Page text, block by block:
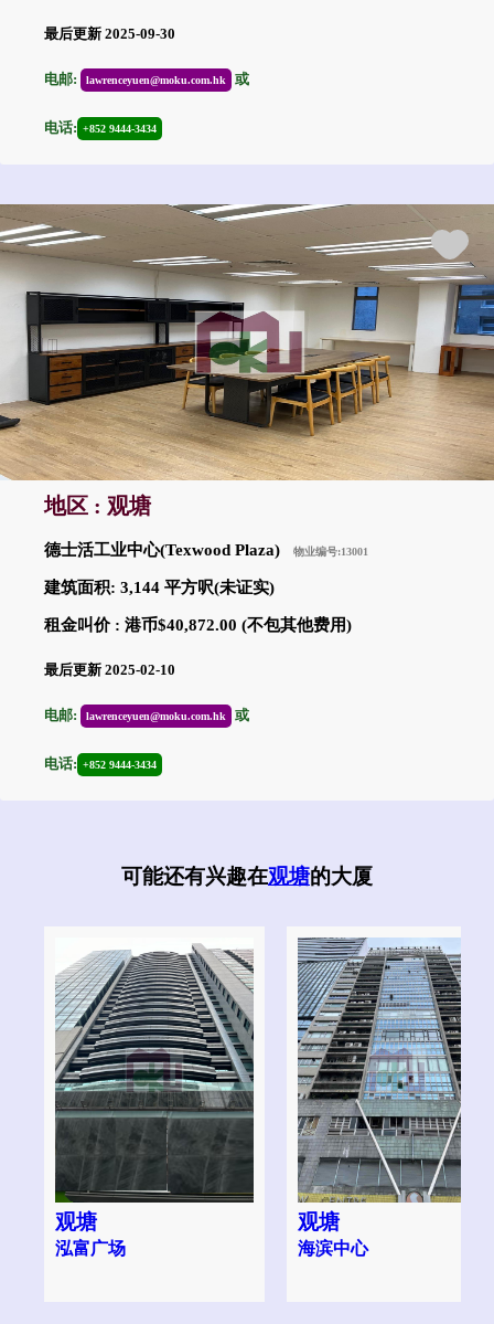
最后更新 2025-09-30
电邮: lawrenceyuen@moku.com.hk 或
电话: +852 9444-3434
地区 : 观塘
德士活工业中心(Texwood Plaza) 物业编号:13001
建筑面积: 3,144 平方呎(未证实)
租金叫价 : 港币$40,872.00 (不包其他费用)
最后更新 2025-02-10
电邮: lawrenceyuen@moku.com.hk 或
电话: +852 9444-3434
可能还有兴趣在观塘的大厦
观塘
泓富广场
观塘
海滨中心